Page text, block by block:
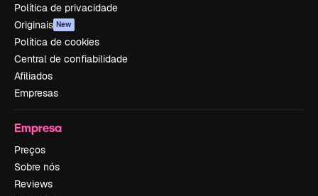
Política de privacidade
Originais New
Política de cookies
Central de confiabilidade
Afiliados
Empresas
Empresa
Preços
Sobre nós
Reviews